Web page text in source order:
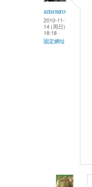
amouro
2010-11-
14 (周日)
18:18
固定網址